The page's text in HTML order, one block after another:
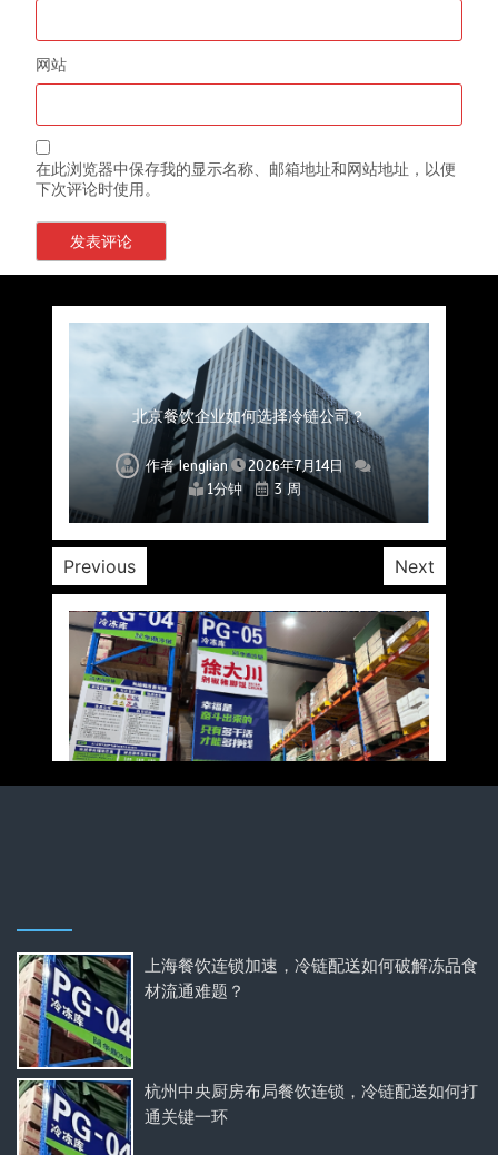
网站
在此浏览器中保存我的显示名称、邮箱地址和网站地址，以便
下次评论时使用。
上海餐饮连锁加速，冷链配送如何破解冻品食材
流通难题？
作者lenglian
2026年7月14日
1分钟
3 周
杭州中央厨房布局餐饮连锁，冷链配送如何打通
关键一环
作者lenglian
2026年7月14日
1分钟
3 周
北京餐饮企业如何选择冷链公司？
作者lenglian
2026年7月14日
1分钟
3 周
深圳冷链物流如何护航餐饮连锁？冻品食材流通
全解析
作者lenglian
2026年7月14日
1分钟
3 周
北京餐饮仓配一体化的核心价值与落地实践解析
作者lenglian
2026年7月14日
1分钟
3 周
武汉冻品配送三要素：控温、时效、低成本如何
兼得？
作者lenglian
2026年7月14日
1分钟
3 周
重庆冷链布局解冻食材运输密码，餐饮连锁如何
稳控品质？
作者lenglian
2026年7月14日
1分钟
3 周
Previous Next
上海餐饮连锁加速，冷链配送如何破解冻品食
材流通难题？
杭州中央厨房布局餐饮连锁，冷链配送如何打
通关键一环